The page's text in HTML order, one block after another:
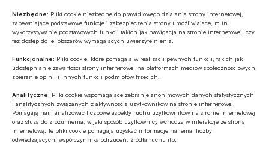
Niezbędne: Pliki cookie niezbędne do prawidłowego działania strony internetowej,
zapewniające podstawowe funkcje i zabezpieczenia strony umożliwiające, m.in.
wykorzystywanie podstawowych funkcji takich jak nawigacja na stronie internetowej, czy
tez dostęp do jej obszarów wymagających uwierzytelnienia.
Funkcjonalne: Pliki cookie, które pomagają w realizacji pewnych funkcji, takich jak
udostępnianie zawartości strony internetowej na platformach mediów społecznościowych,
zbieranie opinii i innych funkcji podmiotów trzecich.
Analityczne: Pliki cookie wspomagające zebranie anonimowych danych statystycznych
i analitycznych związanych z aktywnością użytkowników na stronie internetowej.
Pomagają nam analizować liczbowe aspekty ruchu użytkowników na stronie internetowej
oraz służą do zrozumienia, w jaki sposób użytkownicy wchodzą w interakcje ze stroną
internetową. Te pliki cookie pomagają uzyskać informacje na temat liczby
odwiedzających, współczynnika odrzuceń, źródła ruchu itp.
Polecamy
MULTIMEDIA
Banki mogą bezpośrednio finansować
przemysł zbrojeniowy
ESG
Zielone remonty odrębnym, masowym